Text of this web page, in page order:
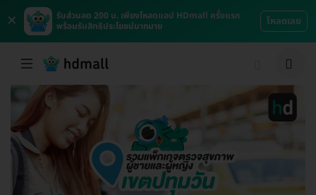
×
รับส่วนลด 200 บ. เพียงโหลดแอป HDmall ครั้งแรก
พร้อมรับสิทธิประโยชน์มากมาย
โหลดเลย